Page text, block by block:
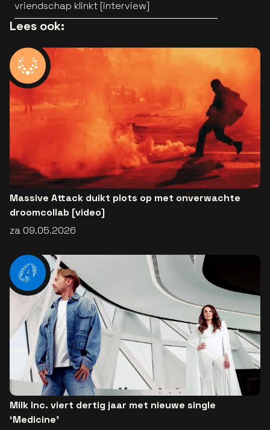
vriendschap klinkt [interview]
Lees ook:
Massive Attack duikt plots op met onverwachte
droomcollab [video]
za 09.05.2026
Milk Inc. viert dertig jaar met nieuwe single
‘Medicine’